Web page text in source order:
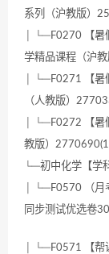
系列（沪教版）
│ └─F0270 【暑
学精品课程（沪
│ └─F0271 【暑
（人教版）
│ └─F0272 【暑
教版）
└─初中化学【学
│ └─F0570 （月
同步测试优选卷
│ └─F0571 【帮